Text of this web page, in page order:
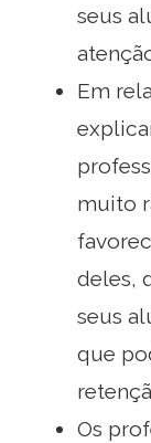
seus
Em
muito
deles,
seus
que
Os